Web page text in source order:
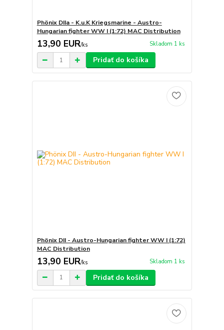
Phönix DIIa - K.u.K Kriegsmarine - Austro-
Hungarian fighter WW I (1:72) MAC Distribution
13,90 EUR/ks Skladom 1 ks
Pridať do košíka
Phönix DII - Austro-Hungarian fighter WW I (1:72)
MAC Distribution
13,90 EUR/ks Skladom 1 ks
Pridať do košíka